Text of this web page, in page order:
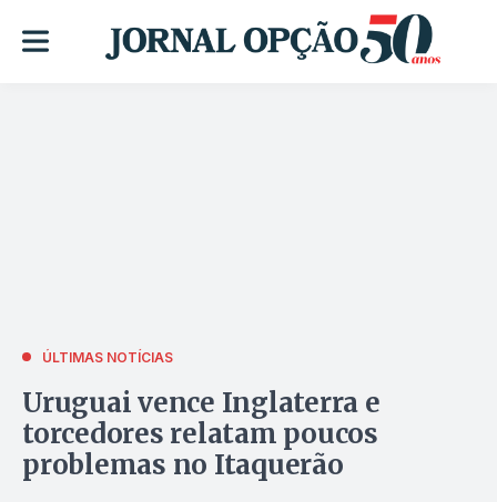
ÚLTIMAS NOTÍCIAS
Uruguai vence Inglaterra e
torcedores relatam poucos
problemas no Itaquerão